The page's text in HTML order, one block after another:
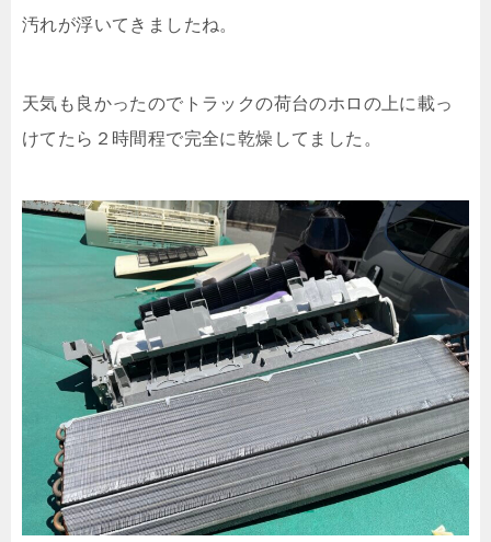
汚れが浮いてきましたね。
天気も良かったのでトラックの荷台のホロの上に載っ
けてたら２時間程で完全に乾燥してました。